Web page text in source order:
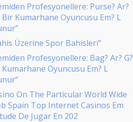
Profesyonellere: Purse? Ar?
Bir Kumarhane Oyuncusu Em? L
Üzerine Spor Bahisleri”
Profesyonellere: Bag? Ar? G?
Oyuncusu Em? L
On The Particular World Wide
Spain Top Internet Casinos Em
De Jugar En 202